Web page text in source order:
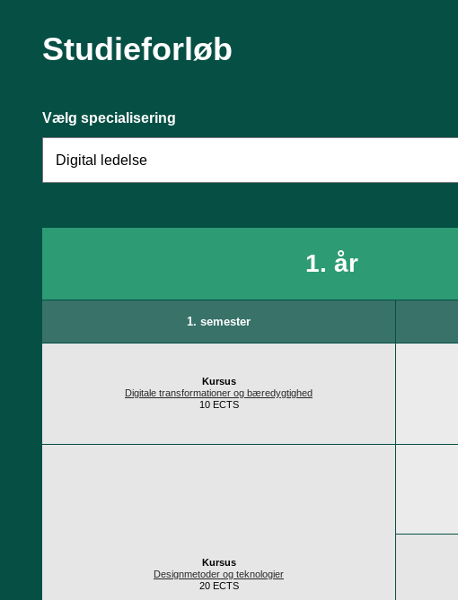
Produktudvikler i BEC, med fokus på teknologi til finansvirksomheder
Strategikonsulent i Implement Consulting Group, med fokus på digitale
Folder om uddannelsen
Digital Transformation - Brochure
Studieforløb
Vælg specialisering
1. år
1. semester
Kursus
Digitale transformationer og bæredygtighed
10 ECTS
Kursus
Designmetoder og teknologier
20 ECTS